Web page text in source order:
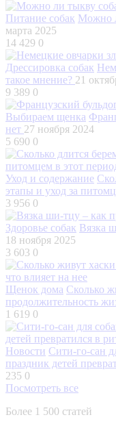
Питание собак Можно
марта 2025
14 429 0
Дрессировка собак
такое мнение? 21
9 389 0
Выбираем щенка
нет 27 ноября 2024
5 690 0
Уход и содержание
этапы и уход за
3 956 0
Здоровье собак Вязка
18 ноября 2025
3 603 0
Щенок дома Сколько
продолжительность
1 619 0
Новости Сити-го-сан
праздник детей
235 0
Посмотреть все
Более 1 500 статей